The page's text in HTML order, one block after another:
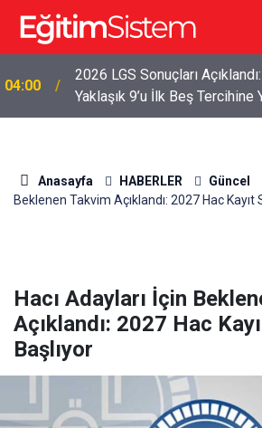
04:00
2026 LGS Sonuçları
Yaklaşık 9’u İlk Beş Tercihine
Anasayfa HABERLER Güncel
Beklenen Takvim Açıklandı: 2027 Hac Kayıt
Hacı Adayları İçin
Açıklandı: 2027 Hac
Başlıyor